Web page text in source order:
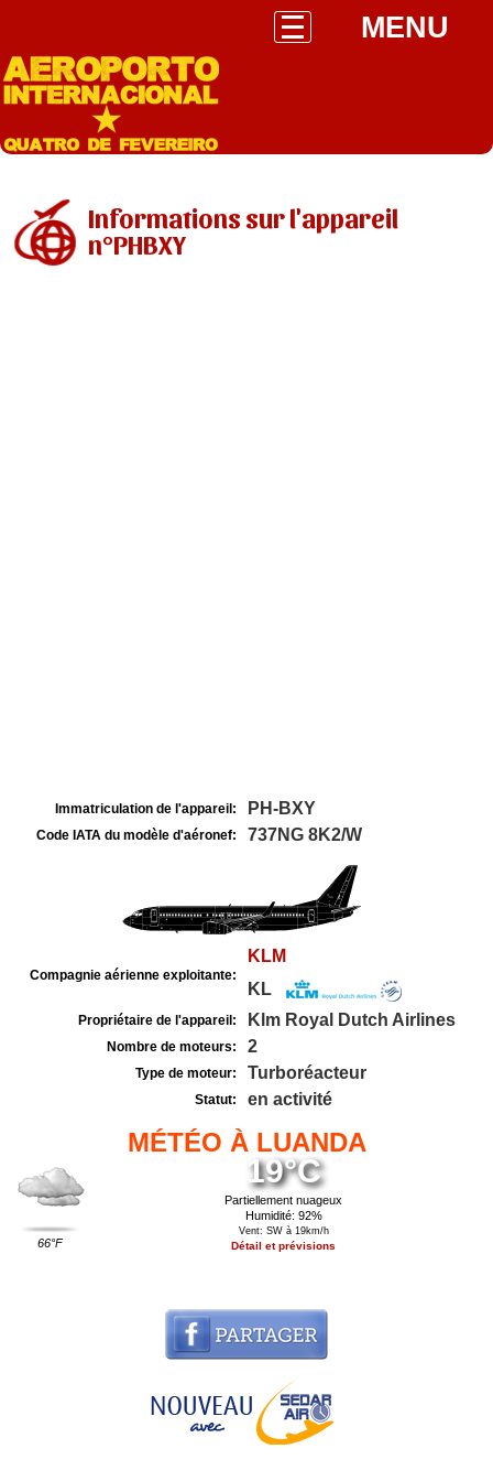
MENU
Informations sur l'appareil
n°PHBXY
Immatriculation de l'appareil: PH-BXY
Code IATA du modèle d'aéronef: 737NG 8K2/W
Compagnie aérienne exploitante:
KLM
KL
Propriétaire de l'appareil: Klm Royal Dutch Airlines
Nombre de moteurs: 2
Type de moteur: Turboréacteur
Statut: en activité
MÉTÉO À LUANDA
66°F
19°C
Partiellement nuageux
Humidité: 92%
Vent: SW à 19km/h
Détail et prévisions